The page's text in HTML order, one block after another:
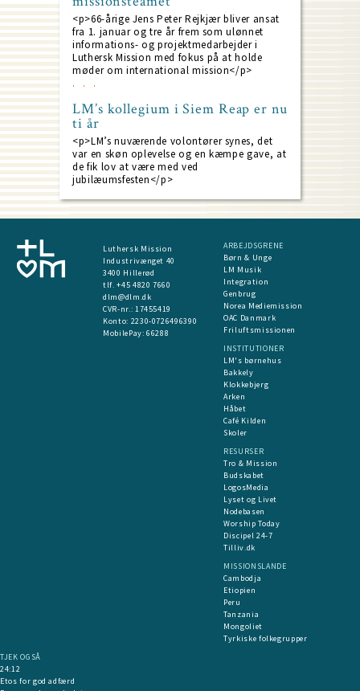
<p>66-årige Jens Peter Rejkjær bliver ansat
fra 1. januar og tre år frem som ulønnet
informations- og projektmedarbejder i
Luthersk Mission med fokus på at holde
møder om international mission</p>
LM’s kollegium i Siem Reap er nu
ti år
<p>LM’s nuværende volontører synes, det
var en skøn oplevelse og en kæmpe gave, at
de fik lov at være med ved
jubilæumsfesten</p>
Luthersk Mission
Industrivænget 40
3400 Hillerød
tlf. +45 4820 7660
dlm@dlm.dk
CVR-nr.: 17455419
​Konto: 2230-0726496390
MobilePay:66288
ARBEJDSGRENE
Børn & Unge
LM Musik
Integration
Genbrug
Norea Mediemission
OAC Danmark
Friluftsmissionen
INSTITUTIONER
LM's børnehus
Bakkely
Klokkebjerg
Arken
Håbet
Café Kilden
Skoler
RESURSER
Tro & Mission
Budskabet
LogosMedia
Lyset og Livet
Nodebasen
Worship Today
Discipel 24-7
Tilliv.dk
MISSIONSLANDE
Cambodja
Etiopien
Peru
Tanzania
Mongoliet
Tyrkiske folkegrupper
TJEK OGSÅ
24:12
Etos for god adfærd